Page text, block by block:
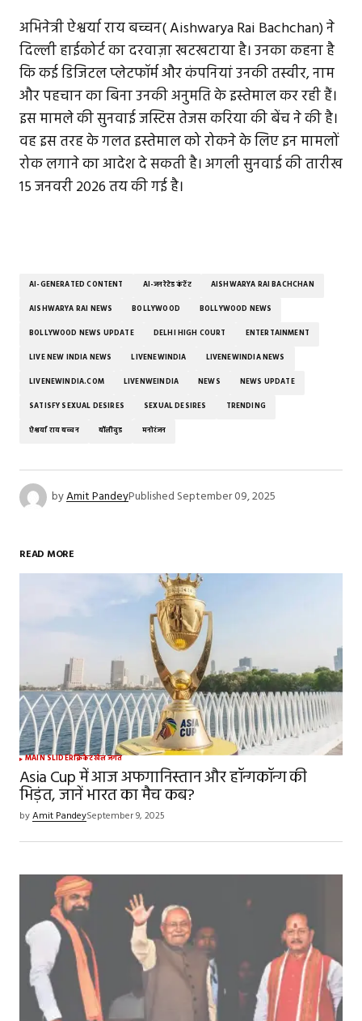
अभिनेत्री ऐश्वर्या राय बच्चन( Aishwarya Rai Bachchan) ने
दिल्ली हाईकोर्ट का दरवाज़ा खटखटाया है। उनका कहना है
कि कई डिजिटल प्लेटफॉर्म और कंपनियां उनकी तस्वीर, नाम
और पहचान का बिना उनकी अनुमति के इस्तेमाल कर रही हैं।
इस मामले की सुनवाई जस्टिस तेजस करिया की बेंच ने की है।
वह इस तरह के गलत इस्तेमाल को रोकने के लिए इन मामलों
रोक लगाने का आदेश दे सकती है। अगली सुनवाई की तारीख
15 जनवरी 2026 तय की गई है।
AI-GENERATED CONTENT AI-जनरेटेड कंटेंट AISHWARYA RAI BACHCHAN
AISHWARYA RAI NEWS BOLLYWOOD BOLLYWOOD NEWS
BOLLYWOOD NEWS UPDATE DELHI HIGH COURT ENTERTAINMENT
LIVE NEW INDIA NEWS LIVENEWINDIA LIVENEWINDIA NEWS
LIVENEWINDIA.COM LIVENWEINDIA NEWS NEWS UPDATE
SATISFY SEXUAL DESIRES SEXUAL DESIRES TRENDING
ऐश्वर्या राय बच्चन बॉलीवुड मनोरंजन
byAmit PandeyPublished September 09, 2025
READ MORE
MAIN SLIDERक्रिकेटखेल जगत
Asia Cup में आज अफगानिस्तान और हॉन्गकॉन्ग की
भिड़ंत, जानें भारत का मैच कब?
byAmit PandeySeptember 9, 2025